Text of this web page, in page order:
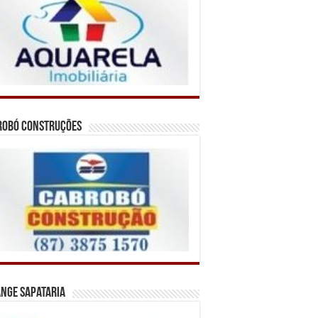
Construções
Sapataria